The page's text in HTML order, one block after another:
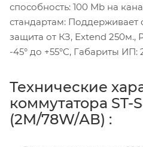
способность: 100 Mb на
стандартам: Поддерживает
защита от КЗ, Extend 250м.,
-45° до +55°C, Габариты ИП:
Технические
коммутатора ST-
(2М/78W/АВ) :